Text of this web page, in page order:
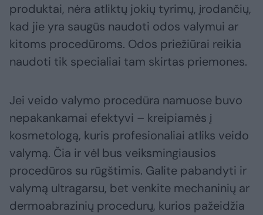
produktai, nėra atliktų jokių tyrimų, įrodančių,
kad jie yra saugūs naudoti odos valymui ar
kitoms procedūroms. Odos priežiūrai reikia
naudoti tik specialiai tam skirtas priemones.
Jei veido valymo procedūra namuose buvo
nepakankamai efektyvi – kreipiamės į
kosmetologą, kuris profesionaliai atliks veido
valymą. Čia ir vėl bus veiksmingiausios
procedūros su rūgštimis. Galite pabandyti ir
valymą ultragarsu, bet venkite mechaninių ar
dermoabrazinių procedurų, kurios pažeidžia